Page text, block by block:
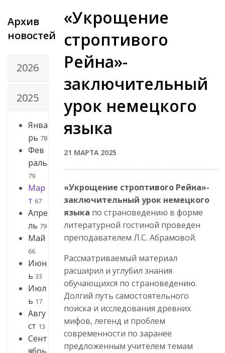
Архив
новостей
2026
2025
Янва
рь 78
Фев
раль
79
Мар
т 67
Апре
ль 79
Май
66
Июн
ь 33
Июл
ь 17
Авгу
ст 13
Сент
«Укрощение
строптивого
Рейна»-
заключительный
урок немецкого
языка
21 МАРТА 2025
«Укрощение строптивого Рейна»-
заключительный урок немецкого
языка по страноведению в форме
литературной гостиной проведен
преподавателем Л.С. Абрамовой.
Рассматриваемый материал
расширил и углубил знания
обучающихся по страноведению.
Долгий путь самостоятельного
поиска и исследования древних
мифов, легенд и проблем
современности по заранее
предложенным учителем темам